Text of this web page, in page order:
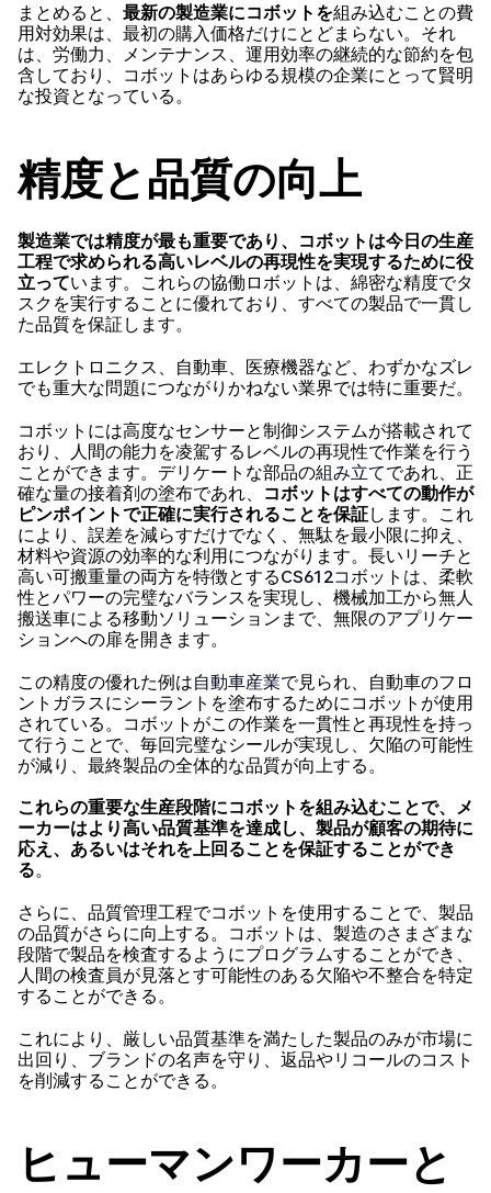
まとめると、 最新の製造業にコボットを組み込むことの費
用対効果は、最初の購入価格だけにとどまらない。それ
は、労働力、メンテナンス、運用効率の継続的な節約を包
含しており、コボットはあらゆる規模の企業にとって賢明
な投資となっている。
精度と品質の向上
製造業では精度が最も重要であり、コボットは今日の生産
工程で求められる高いレベルの再現性を実現するために役
立っています。これらの協働ロボットは、綿密な精度でタ
スクを実行することに優れており、すべての製品で一貫し
た品質を保証します。
エレクトロニクス、自動車、医療機器など、わずかなズレ
でも重大な問題につながりかねない業界では特に重要だ。
コボットには高度なセンサーと制御システムが搭載されて
おり、人間の能力を凌駕するレベルの再現性で作業を行う
ことができます。デリケートな部品の組み立てであれ、正
確な量の接着剤の塗布であれ、
コボットはすべての動作が
ピンポイントで正確に実行されることを保証します。これ
により、誤差を減らすだけでなく、無駄を最小限に抑え、
材料や資源の効率的な利用につながります。長いリーチと
高い可搬重量の両方を特徴とするCS612コボットは、柔軟
性とパワーの完璧なバランスを実現し、機械加工から無人
搬送車による移動ソリューションまで、無限のアプリケー
ションへの扉を開きます。
この精度の優れた例は自動車産業で見られ、自動車のフロ
ントガラスにシーラントを塗布するためにコボットが使用
されている。コボットがこの作業を一貫性と再現性を持っ
て行うことで、毎回完璧なシールが実現し、欠陥の可能性
が減り、最終製品の全体的な品質が向上する。
これらの重要な生産段階にコボットを組み込むことで、メ
ーカーはより高い品質基準を達成し、製品が顧客の期待に
応え、あるいはそれを上回ることを保証することができ
る。
さらに、品質管理工程でコボットを使用することで、製品
の品質がさらに向上する。コボットは、製造のさまざまな
段階で製品を検査するようにプログラムすることができ、
人間の検査員が見落とす可能性のある欠陥や不整合を特定
することができる。
これにより、厳しい品質基準を満たした製品のみが市場に
出回り、ブランドの名声を守り、返品やリコールのコスト
を削減することができる。
ヒューマンワーカーと